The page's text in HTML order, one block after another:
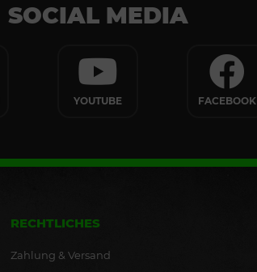
SOCIAL MEDIA
YOUTUBE FACEBOOK
RECHTLICHES
Zahlung & Versand